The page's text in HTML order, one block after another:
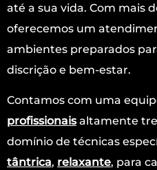
até a sua vida. Com mais
oferecemos um
ambientes preparados
discrição e bem-estar.
Contamos com uma
profissionaisaltamente
domínio de técnicas
tântrica, relaxante, para